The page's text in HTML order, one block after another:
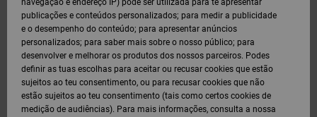
navegação e endereço IP) pode ser utilizada para te apresentar
publicações e conteúdos personalizados; para medir a publicidade
e o desempenho do conteúdo; para apresentar anúncios
personalizados; para saber mais sobre o nosso público; para
desenvolver e melhorar os produtos dos nossos parceiros. Podes
definir as tuas escolhas para aceitar ou recusar cookies que estão
sujeitos ao teu consentimento, ou para recusar cookies que não
estão sujeitos ao teu consentimento (tais como certos cookies de
medição de audiências). Para mais informações, consulta a nossa